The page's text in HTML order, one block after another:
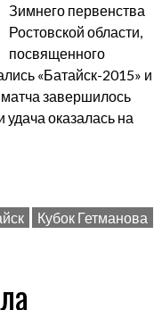
Зимнего первенства
Ростовской области,
посвященного
«Батайск-2015» и
завершилось
удача оказалась на
Кубок Гетманова